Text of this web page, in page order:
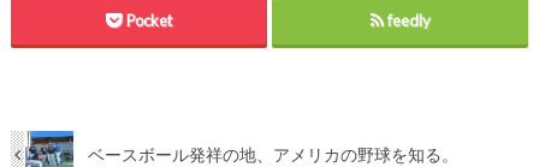
Pocket feedly
ベースボール発祥の地、アメリカの野球を知る。